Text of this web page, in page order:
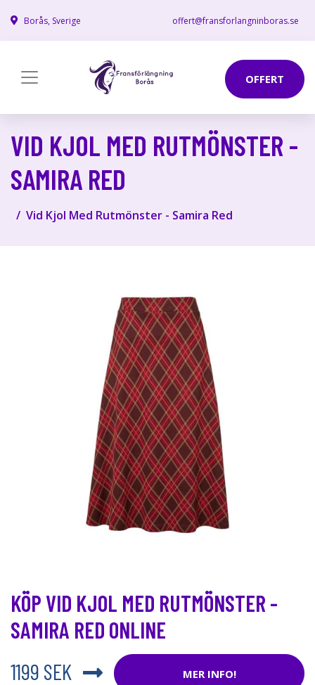
Borås, Sverige offert@fransforlangninboras.se
OFFERT
VID KJOL MED RUTMÖNSTER -
SAMIRA RED
Vid Kjol Med Rutmönster - Samira Red
KÖP VID KJOL MED RUTMÖNSTER -
SAMIRA RED ONLINE
1199 SEK
MER INFO!